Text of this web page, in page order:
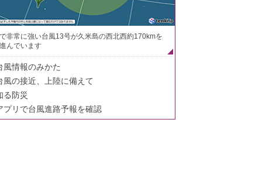
非常に強い台風13号が久米島の西北西約170kmを
んでいます
風情報のみかた
風の接近、上陸に備えて
る防災
プリで台風進路予報を確認